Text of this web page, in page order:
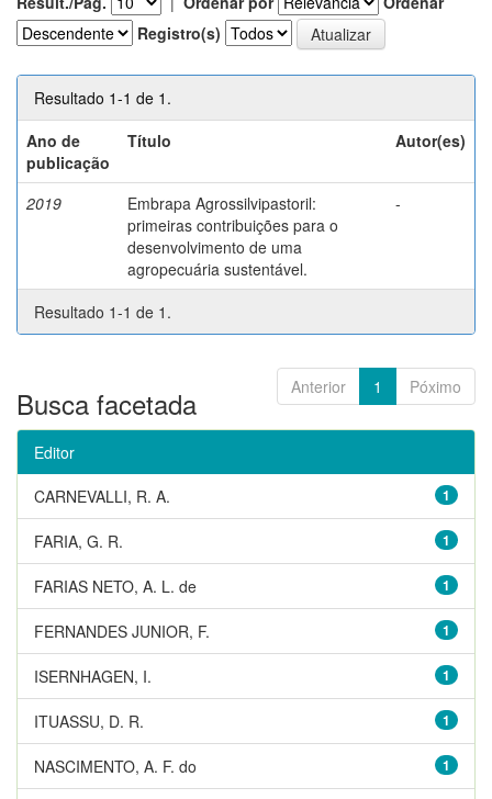
Registro(s)
Resultado 1-1 de 1.
Ano de
publicação
Título Autor(es)
2019
Embrapa Agrossilvipastoril:
primeiras contribuições para o
desenvolvimento de uma
agropecuária sustentável.
-
Resultado 1-1 de 1.
Anterior 1 Póximo
Busca facetada
Editor
1
CARNEVALLI, R. A.
1
FARIA, G. R.
1
FARIAS NETO, A. L. de
1
FERNANDES JUNIOR, F.
1
ISERNHAGEN, I.
1
ITUASSU, D. R.
1
NASCIMENTO, A. F. do